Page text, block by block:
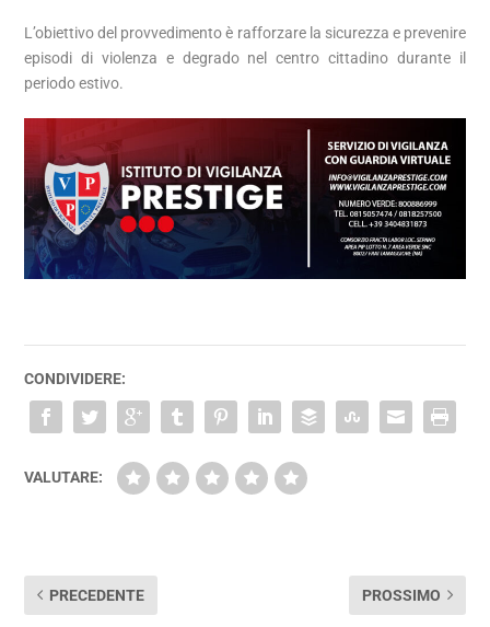
L’obiettivo del provvedimento è rafforzare la sicurezza e prevenire
episodi di violenza e degrado nel centro cittadino durante il
periodo estivo.
CONDIVIDERE:
VALUTARE:
PRECEDENTE PROSSIMO